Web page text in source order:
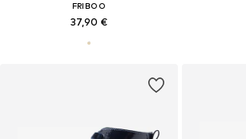
FRIBOO
37,90 €